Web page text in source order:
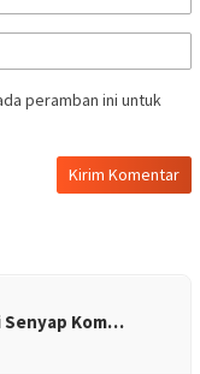
peramban ini untuk
Senyap Kom…